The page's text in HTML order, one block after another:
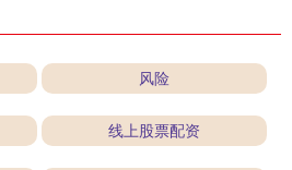
风险
线上股票配资